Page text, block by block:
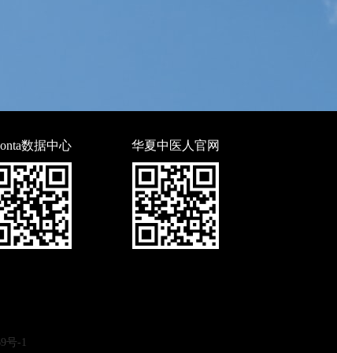
数据中心 华夏中医人官网
号-1